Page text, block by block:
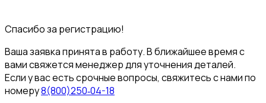
Спасибо за регистрацию!
Ваша заявка принята в работу. В ближайшее время с
вами свяжется менеджер для уточнения деталей.
Если у вас есть срочные вопросы, свяжитесь с нами по
номеру8(800)250‑04-18